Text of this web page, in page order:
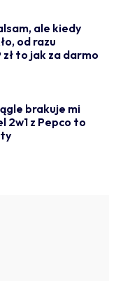
ale kiedy
od razu
zł to jak za darmo
brakuje mi
2w1 z Pepco to